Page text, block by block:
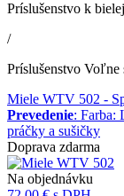
Príslušenstvo k
/
Príslušenstvo Voľne
Miele WTV 502 -
Prevedenie: Farba:
práčky a sušičky
Doprava zdarma
Na objednávku